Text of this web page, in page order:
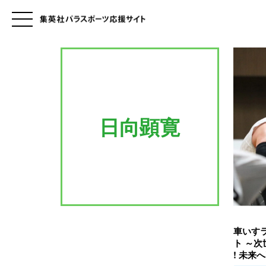
日向顕寛
車いす
ト ～
! 未来